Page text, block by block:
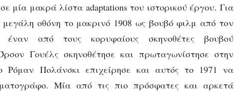
μία μακρά λίστα adaptations του ιστορικού έργου. Για
οθόνη το μακρινό 1908 ως βουβό φιλμ από τον
έναν από τους κορυφαίους σκηνοθέτες βουβού
Γουέλς σκηνοθέτησε και πρωταγωνίστησε στην
Ρόμαν Πολάνσκι επιχείρησε και αυτός το 1971 να
Μία από τις πιο πρόσφατες και αρκετά